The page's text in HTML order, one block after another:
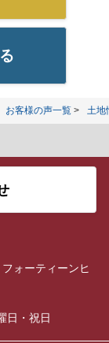
お客様の声一覧 土地
ォーティーンヒ
日・祝日